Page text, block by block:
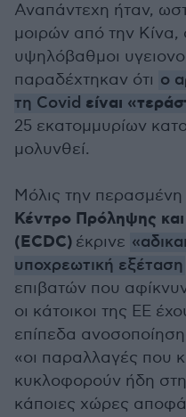
Αναπάντεχη ήταν,
μοιρών από την
υψηλόβαθμοι
παραδέχτηκαν ότι ο
τη Covid είναι
25 εκατομμυρίων
μολυνθεί.
Μόλις την
Κέντρο Πρόληψης
(ECDC) έκρινε
υποχρεωτική εξέταση
επιβατών που
οι κάτοικοι της ΕΕ
επίπεδα
«οι παραλλαγές που
κυκλοφορούν ήδη
κάποιες χώρες